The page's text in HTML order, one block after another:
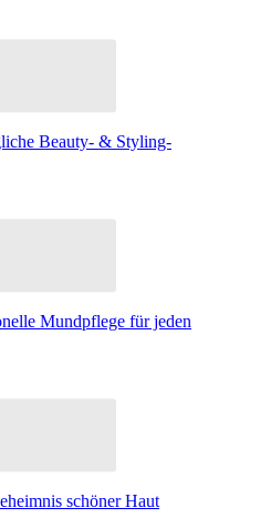
Beauty- & Styling-
Mundpflege für jeden
schöner Haut